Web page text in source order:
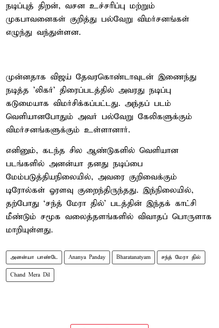
நடிப்புத் திறன், வசன உச்சரிப்பு மற்றும்
முகபாவனைகள் குறித்து பல்வேறு விமர்சனங்கள்
எழுந்து வந்துள்ளன.
முன்னதாக விஜய் தேவரகொண்டாவுடன் இணைந்து
நடித்த ’லிகர்’ திரைப்படத்தில் அவரது நடிப்பு
கடுமையாக விமர்சிக்கப்பட்டது. அந்தப் படம்
வெளியானபோதும் அவர் பல்வேறு கேலிகளுக்கும்
விமர்சனங்களுக்கும் உள்ளானார்.
எனினும், கடந்த சில ஆண்டுகளில் வெளியான
படங்களில் அனன்யா தனது நடிப்பை
மேம்படுத்தியநிலையில், அவரை குறிவைக்கும்
டிரோல்கள் ஓரளவு குறைந்திருந்தது. இந்நிலையில்,
தற்போது ‘சந்த் மேரா தில்’ படத்தின் இந்தக் காட்சி
மீண்டும் சமூக வலைத்தளங்களில் விவாதப் பொருளாக
மாறியுள்ளது.
அனன்யா பாண்டே Ananya Panday Bharatanatyam சந்த் மேரா தில்
Chand Mera Dil